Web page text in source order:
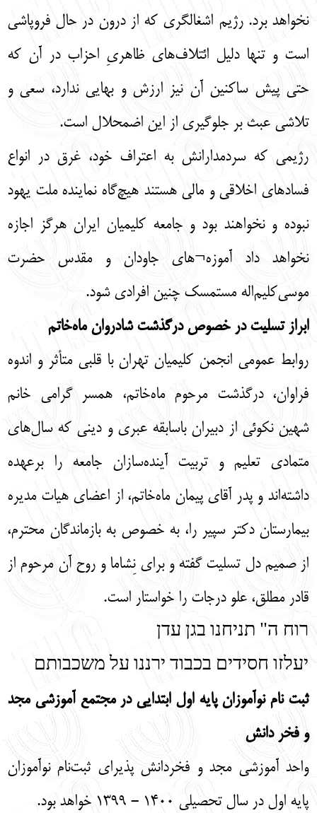
نخواهد برد. رژیم اشغالگری که از درون در حال فروپاشی
است و تنها دلیل ائتلاف‌های ظاهریِ احزاب در آن که
حتی پیش ساکنین آن نیز ارزش و بهایی ندارد، سعی و
تلاشی عبث بر جلوگیری از این اضمحلال است.
رژیمی که سردمدارانش به اعتراف خود، غرق در انواع
فسادهای اخلاقی و مالی هستند هیچ‌گاه نماینده ملت یهود
نبوده و نخواهند بود و جامعه کلیمیان ایران هرگز اجازه
نخواهد داد آموزه¬‌های جاودان و مقدس حضرت
موسی‌کلیم‌اله مستمسک چنین افرادی شود.
ابراز تسلیت در خصوص درگذشت شادروان ماه‌خاتم
روابط عمومی انجمن کلیمیان تهران با قلبی متأثر و اندوه
فراوان، درگذشت مرحوم ماه‌خاتم، همسر گرامی خانم
شهین نکوئی از دبیران باسابقه عبری و دینی که سال‌های
متمادی تعلیم و تربیت آینده‌سازان جامعه را برعهده
داشته‌اند و پدر آقای پیمان ماه‌خاتم، از اعضای هیات مدیره
بیمارستان دکتر سپیر را، به خصوص به بازماندگان محترم،
از صمیم دل تسلیت گفته و برای نِشاما و روح آن مرحوم از
قادر مطلق، علو درجات را خواستار است.
רוח ה" תניחנו בגן עדן
יעלזו חסידים בכבוד ירננו על משכבותם
ثبت نام نوآموزان پایه اول ابتدایی در مجتمع آموزشی مجد
و فخر دانش
واحد آموزشی مجد و فخردانش پذیرای ثبت‌نام نوآموزان
پایه اول در سال تحصیلی ۱۴۰۰ - ۱۳۹۹ خواهد بود.